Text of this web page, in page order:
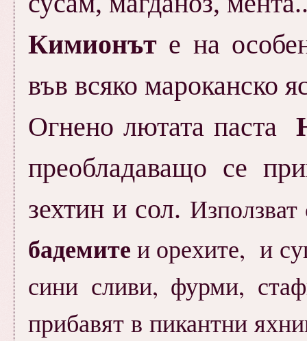
Кимионът е на
във всяко мароканско
Огнено лютата паста
преобладаващо се
зехтин и сол.
бадемите и орехите, и
сини сливи, фурми,
прибавят в пикантни